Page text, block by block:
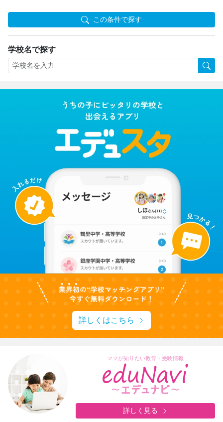
この条件で探す
学校名で探す
詳しくはこちら
ママが知りたい教育・受験情報
詳しく見る